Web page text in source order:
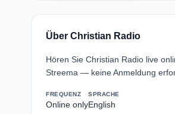
Über Christian Radio
Hören Sie Christian Radio live
Streema — keine Anmeldung
FREQUENZ
Online only
SPRACHE
English